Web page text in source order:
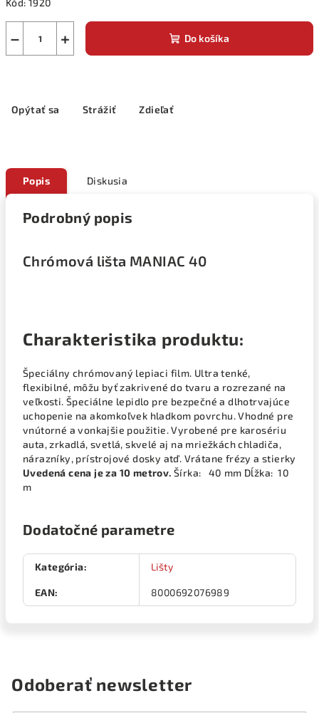
Kód: 1920
+
− Do košíka
Opýtať sa Strážiť Zdieľať
Popis Diskusia
Podrobný popis
Chrómová lišta MANIAC 40
Charakteristika produktu:
Špeciálny chrómovaný lepiaci film. Ultra tenké,
flexibilné, môžu byť zakrivené do tvaru a rozrezané na
veľkosti. Špeciálne lepidlo pre bezpečné a dlhotrvajúce
uchopenie na akomkoľvek hladkom povrchu. Vhodné pre
vnútorné a vonkajšie použitie. Vyrobené pre karosériu
auta, zrkadlá, svetlá, skvelé aj na mriežkách chladiča,
nárazníky, prístrojové dosky atď. Vrátane frézy a stierky
Uvedená cena je za 10 metrov. Šírka: 40 mm Dĺžka: 10
m
Dodatočné parametre
Kategória: Lišty
EAN: 8000692076989
Odoberať newsletter